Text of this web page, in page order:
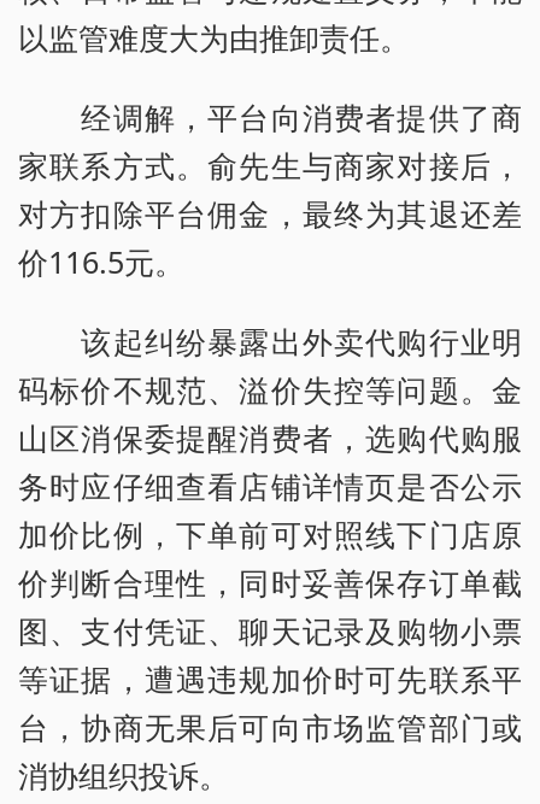
以监管难度大为由推卸责任。
经调解，平台向消费者提供了商
家联系方式。俞先生与商家对接后，
对方扣除平台佣金，最终为其退还差
价116.5元。
该起纠纷暴露出外卖代购行业明
码标价不规范、溢价失控等问题。金
山区消保委提醒消费者，选购代购服
务时应仔细查看店铺详情页是否公示
加价比例，下单前可对照线下门店原
价判断合理性，同时妥善保存订单截
图、支付凭证、聊天记录及购物小票
等证据，遭遇违规加价时可先联系平
台，协商无果后可向市场监管部门或
消协组织投诉。